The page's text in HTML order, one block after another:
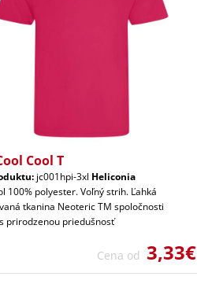
Cool T
jc001hpi-3xl Heliconia
100% polyester. Voľný strih. Ľahká
tkanina Neoteric TM spoločnosti
prirodzenou priedušnosť
Cena od 3,33€